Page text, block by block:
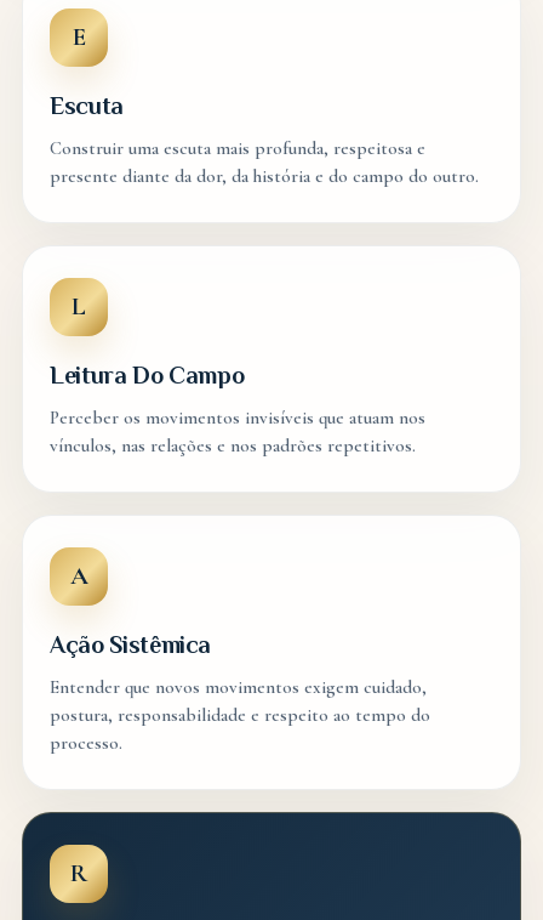
E
Escuta
Construir uma escuta mais profunda, respeitosa e
presente diante da dor, da história e do campo do outro.
L
Leitura Do Campo
Perceber os movimentos invisíveis que atuam nos
vínculos, nas relações e nos padrões repetitivos.
A
Ação Sistêmica
Entender que novos movimentos exigem cuidado,
postura, responsabilidade e respeito ao tempo do
processo.
R